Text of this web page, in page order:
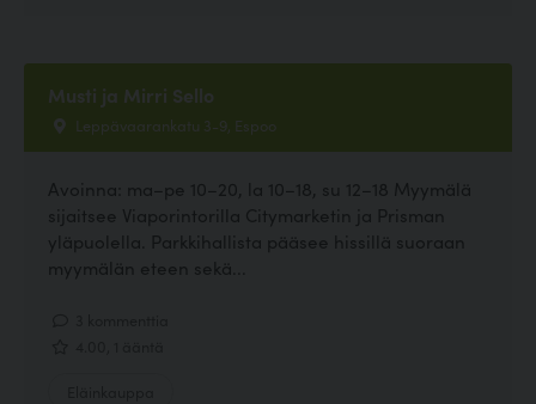
Musti ja Mirri Sello
Leppävaarankatu 3-9, Espoo
Avoinna: ma–pe 10–20, la 10–18, su 12–18 Myymälä
sijaitsee Viaporintorilla Citymarketin ja Prisman
yläpuolella. Parkkihallista pääsee hissillä suoraan
myymälän eteen sekä...